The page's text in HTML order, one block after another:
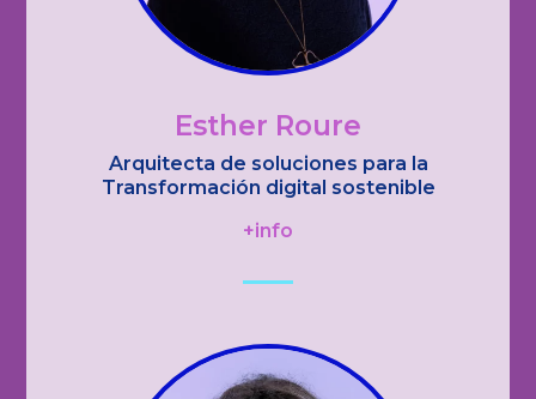
Esther Roure
Arquitecta de soluciones para la
Transformación digital sostenible
+info